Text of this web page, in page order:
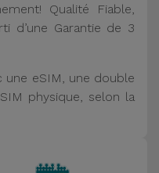
Qualité Fiable,
d’une Garantie de 3
une eSIM, une double
physique, selon la